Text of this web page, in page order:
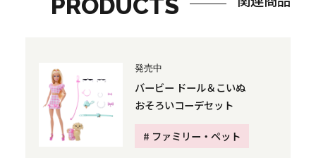
PRODUCTS
発売中
バービー ドール＆こいぬ
おそろいコーデセット
# ファミリー・ペット